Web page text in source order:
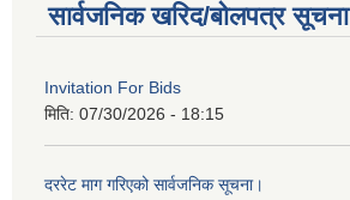
सार्वजनिक खरिद/बोलपत्र सूचना
Invitation For Bids
मिति: 07/30/2026 - 18:15
दररेट माग गरिएको सार्वजनिक सूचना।